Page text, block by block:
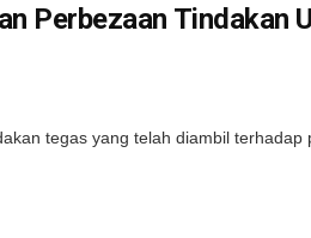
Perbezaan Tindakan
tegas yang telah diambil terhadap